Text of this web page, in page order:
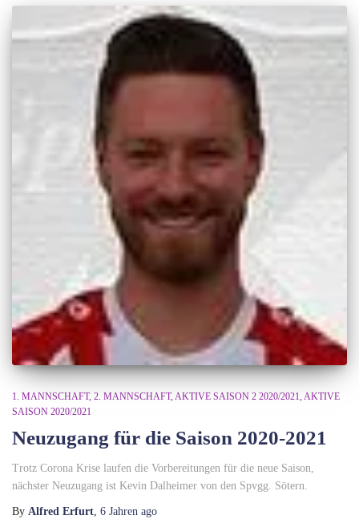
1. MANNSCHAFT 2. MANNSCHAFT AKTIVE SAISON 2 2020/2021 AKTIVE
SAISON 2020/2021
Neuzugang für die Saison 2020-2021
Trotz Corona Krise laufen die Vorbereitungen für die neue Saison,
nächster Neuzugang ist Kevin Dalheimer von den Spvgg. Sötern.
By Alfred Erfurt 6 Jahren ago